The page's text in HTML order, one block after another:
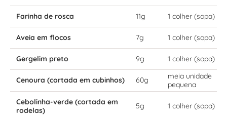
Farinha de rosca 11g 1 colher (sopa)
Aveia em flocos 7g 1 colher (sopa)
Gergelim preto 9g 1 colher (sopa)
Cenoura (cortada em cubinhos) 60g
meia unidade
pequena
Cebolinha-verde (cortada em
rodelas)
5g 1 colher (sopa)